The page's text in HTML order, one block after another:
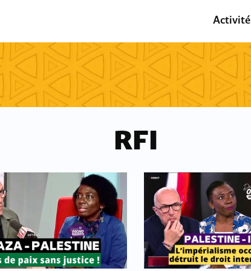
Activité
RFI